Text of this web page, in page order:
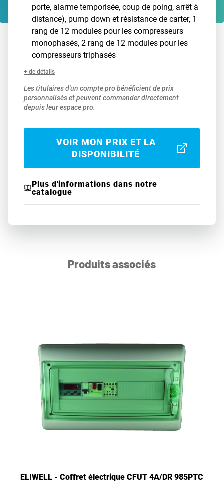
porte, alarme temporisée, coup de poing, arrêt à
distance), pump down et résistance de carter, 1
rang de 12 modules pour les compresseurs
monophasés, 2 rang de 12 modules pour les
compresseurs triphasés
+ de détails
Les titulaires d'un compte pro bénéficient de prix
personnalisés et peuvent commander directement
depuis leur espace pro.
VOIR MON PRIX ET LA
DISPONIBILITÉ
Plus d'informations dans notre
catalogue
Produits associés
ELIWELL - Coffret électrique CFUT 4A/DR 985PTC